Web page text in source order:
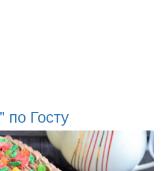
по Госту